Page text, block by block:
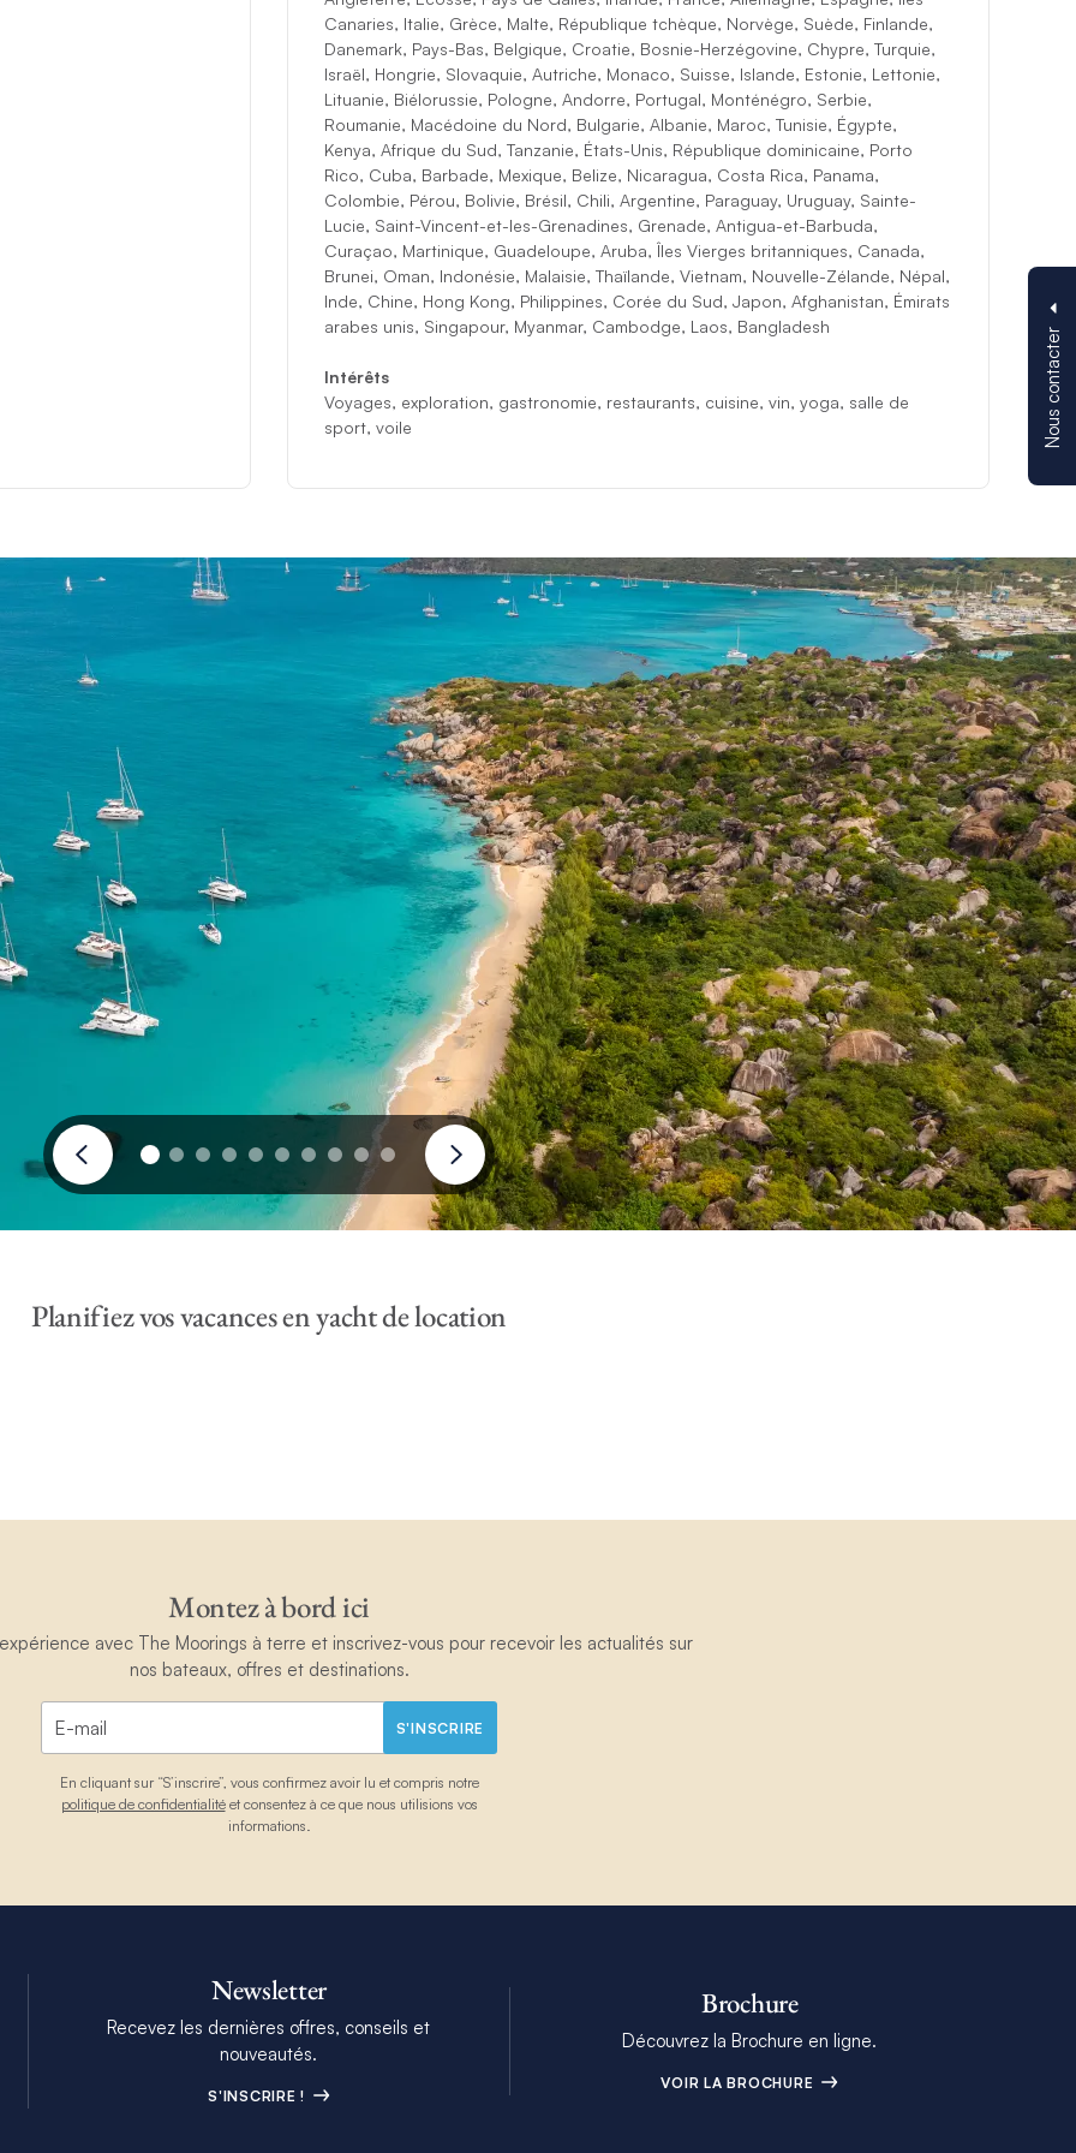
Nous contacter
Canaries, Italie, Grèce, Malte, République tchèque, Norvège, Suède, Finlande,
Danemark, Pays-Bas, Belgique, Croatie, Bosnie-Herzégovine, Chypre, Turquie,
Israël, Hongrie, Slovaquie, Autriche, Monaco, Suisse, Islande, Estonie, Lettonie,
Lituanie, Biélorussie, Pologne, Andorre, Portugal, Monténégro, Serbie,
Roumanie, Macédoine du Nord, Bulgarie, Albanie, Maroc, Tunisie, Égypte,
Kenya, Afrique du Sud, Tanzanie, États-Unis, République dominicaine, Porto
Rico, Cuba, Barbade, Mexique, Belize, Nicaragua, Costa Rica, Panama,
Colombie, Pérou, Bolivie, Brésil, Chili, Argentine, Paraguay, Uruguay, Sainte-
Lucie, Saint-Vincent-et-les-Grenadines, Grenade, Antigua-et-Barbuda,
Curaçao, Martinique, Guadeloupe, Aruba, Îles Vierges britanniques, Canada,
Brunei, Oman, Indonésie, Malaisie, Thaïlande, Vietnam, Nouvelle-Zélande, Népal,
Inde, Chine, Hong Kong, Philippines, Corée du Sud, Japon, Afghanistan, Émirats
arabes unis, Singapour, Myanmar, Cambodge, Laos, Bangladesh
Intérêts
Voyages, exploration, gastronomie, restaurants, cuisine, vin, yoga, salle de
sport, voile
Planifiez vos vacances en yacht de location
Montez à bord ici
avec The Moorings à terre et inscrivez-vous pour recevoir les actualités sur
nos bateaux, offres et destinations.
S'INSCRIRE
En cliquant sur “S’inscrire”, vous confirmez avoir lu et compris notre
politique de confidentialitéet consentez à ce que nous utilisions vos
informations.
Newsletter
Recevez les dernières offres, conseils et
nouveautés.
S'INSCRIRE !
Brochure
Découvrez la Brochure en ligne.
VOIR LA BROCHURE